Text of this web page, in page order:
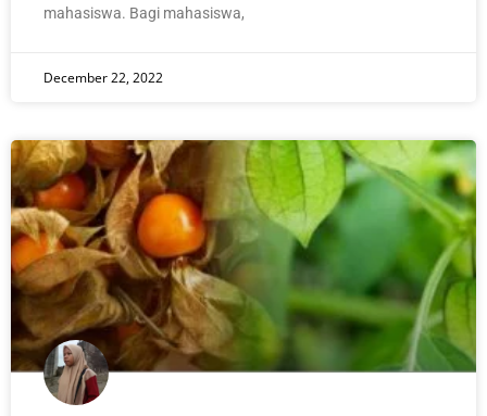
mahasiswa. Bagi mahasiswa,
December 22, 2022